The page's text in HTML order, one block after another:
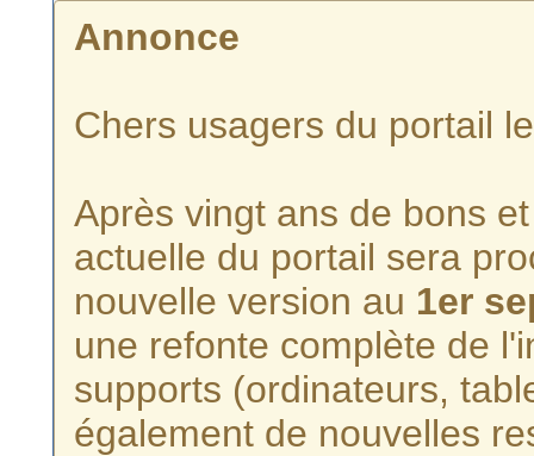
Annonce
Chers usagers du portail
Après vingt ans de bons
actuelle du portail sera
nouvelle version au 1er
une refonte complète de
supports (ordinateurs,
également de nouvelles